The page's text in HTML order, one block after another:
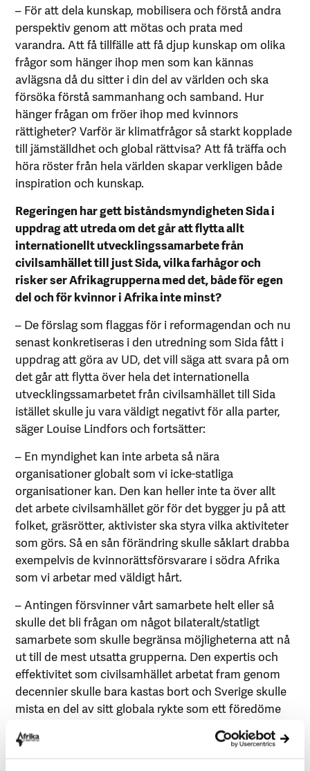
– För att dela kunskap, mobilisera och förstå andra
perspektiv genom att mötas och prata med
varandra. Att få tillfälle att få djup kunskap om olika
frågor som hänger ihop men som kan kännas
avlägsna då du sitter i din del av världen och ska
försöka förstå sammanhang och samband. Hur
hänger frågan om fröer ihop med kvinnors
rättigheter? Varför är klimatfrågor så starkt kopplade
till jämställdhet och global rättvisa? Att få träffa och
höra röster från hela världen skapar verkligen både
inspiration och kunskap.
Regeringen har gett biståndsmyndigheten Sida i
uppdrag att utreda om det går att flytta allt
internationellt utvecklingssamarbete från
civilsamhället till just Sida, vilka farhågor och
risker ser Afrikagrupperna med det, både för egen
del och för kvinnor i Afrika inte minst?
– De förslag som flaggas för i reformagendan och nu
senast konkretiseras i den utredning som Sida fått i
uppdrag att göra av UD, det vill säga att svara på om
det går att flytta över hela det internationella
utvecklingssamarbetet från civilsamhället till Sida
istället skulle ju vara väldigt negativt för alla parter,
säger Louise Lindfors och fortsätter:
– En myndighet kan inte arbeta så nära
organisationer globalt som vi icke-statliga
organisationer kan. Den kan heller inte ta över allt
det arbete civilsamhället gör för det bygger ju på att
folket, gräsrötter, aktivister ska styra vilka aktiviteter
som görs. Så en sån förändring skulle såklart drabba
exempelvis de kvinnorättsförsvarare i södra Afrika
som vi arbetar med väldigt hårt.
– Antingen försvinner vårt samarbete helt eller så
skulle det bli frågan om något bilateralt/statligt
samarbete som skulle begränsa möjligheterna att nå
ut till de mest utsatta grupperna. Den expertis och
effektivitet som civilsamhället arbetat fram genom
decennier skulle bara kastas bort och Sverige skulle
mista en del av sitt globala rykte som ett föredöme
för demokrati och mänskliga rättigheter, avslutar
Louise Lindfors.